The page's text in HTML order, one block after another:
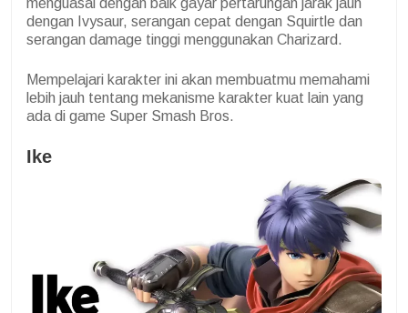
menguasai dengan baik gayar pertarungan jarak jauh
dengan Ivysaur, serangan cepat dengan Squirtle dan
serangan damage tinggi menggunakan Charizard.
Mempelajari karakter ini akan membuatmu memahami
lebih jauh tentang mekanisme karakter kuat lain yang
ada di game Super Smash Bros.
Ike